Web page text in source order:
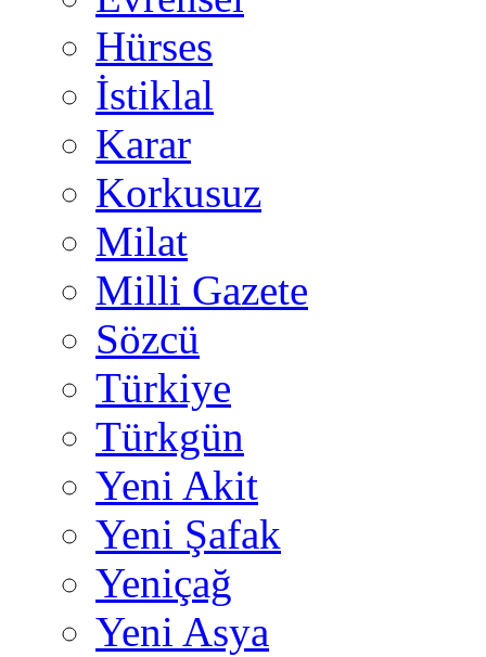
Hürses
İstiklal
Karar
Korkusuz
Milat
Milli Gazete
Sözcü
Türkiye
Türkgün
Yeni Akit
Yeni Şafak
Yeniçağ
Yeni Asya